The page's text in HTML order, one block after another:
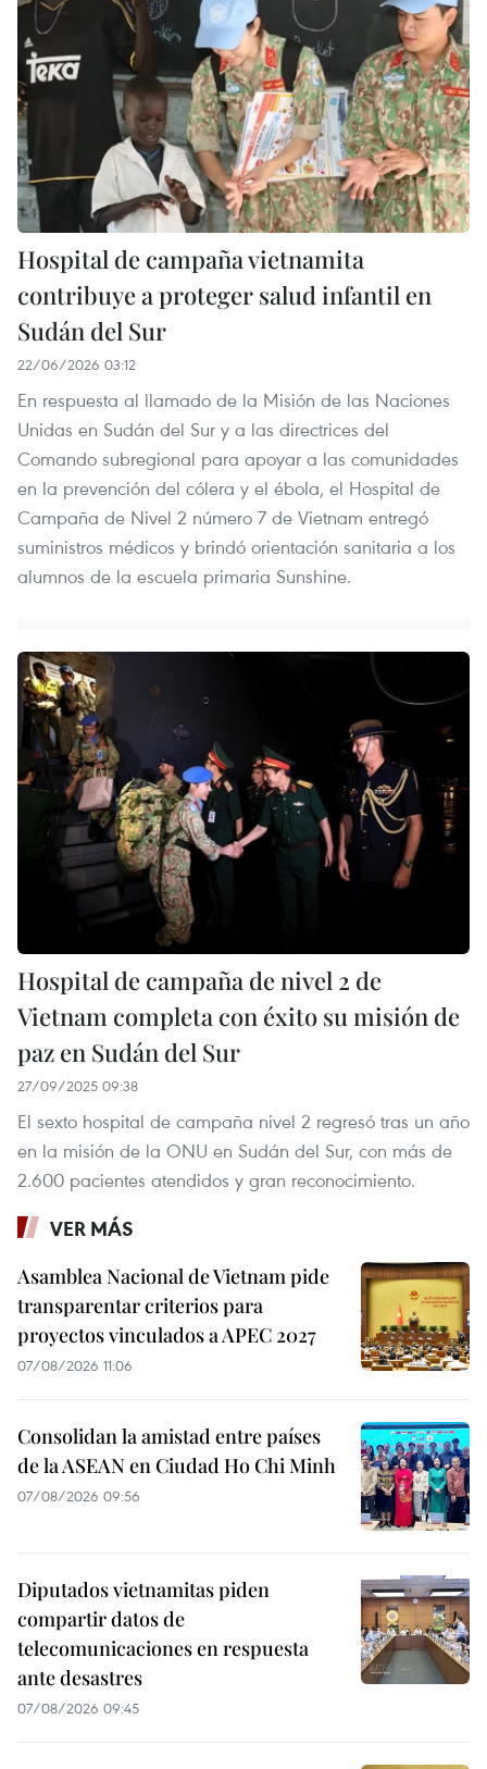
Hospital de campaña vietnamita
contribuye a proteger salud infantil en
Sudán del Sur
22/06/2026 03:12
En respuesta al llamado de la Misión de las Naciones
Unidas en Sudán del Sur y a las directrices del
Comando subregional para apoyar a las comunidades
en la prevención del cólera y el ébola, el Hospital de
Campaña de Nivel 2 número 7 de Vietnam entregó
suministros médicos y brindó orientación sanitaria a los
alumnos de la escuela primaria Sunshine.
Hospital de campaña de nivel 2 de
Vietnam completa con éxito su misión de
paz en Sudán del Sur
27/09/2025 09:38
El sexto hospital de campaña nivel 2 regresó tras un año
en la misión de la ONU en Sudán del Sur, con más de
2.600 pacientes atendidos y gran reconocimiento.
VER MÁS
Asamblea Nacional de Vietnam pide
transparentar criterios para
proyectos vinculados a APEC 2027
07/08/2026 11:06
Consolidan la amistad entre países
de la ASEAN en Ciudad Ho Chi Minh
07/08/2026 09:56
Diputados vietnamitas piden
compartir datos de
telecomunicaciones en respuesta
ante desastres
07/08/2026 09:45